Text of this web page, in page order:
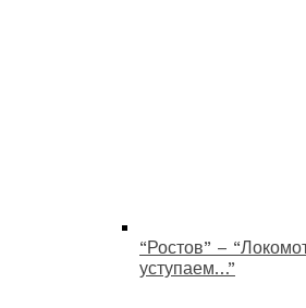
“Ростов” –
уступаем…”